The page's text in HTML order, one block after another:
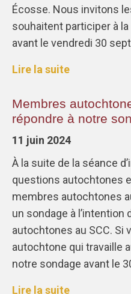
Écosse. Nous invitons
souhaitent participer à
avant le vendredi 30
Lire la suite
Membres
répondre à notre
11 juin 2024
À la suite de la séance
questions autochtones
membres autochtones
un sondage à l’intention
autochtones au SCC. Si
autochtone qui travaille
notre sondage avant le
Lire la suite